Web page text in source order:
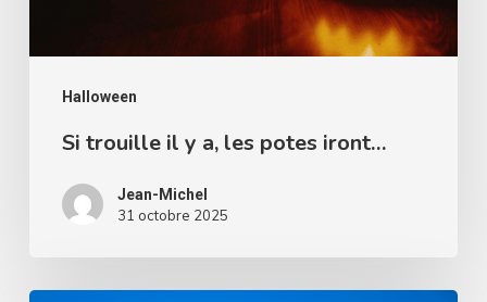
Halloween
Si trouille il y a, les potes iront…
Jean-Michel
31 octobre 2025